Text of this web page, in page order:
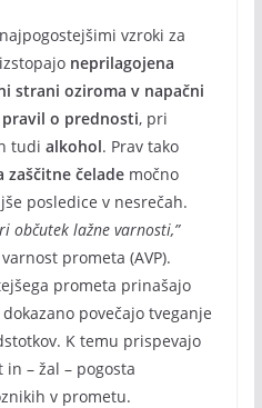
vzroki za
neprilagojena
strani oziroma v napačni
o prednosti, pri
tudi alkohol. Prav tako
zaščitne čelademočno
posledice v nesrečah.
občutek lažne varnosti,”
prometa (AVP).
prometa prinašajo
povečajo tveganje
K temu prispevajo
– žal – pogosta
v prometu.